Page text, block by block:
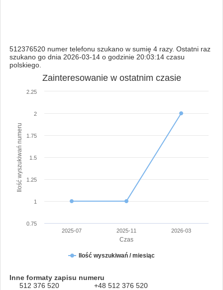
512376520 numer telefonu szukano w sumię 4 razy. Ostatni raz
szukano go dnia 2026-03-14 o godzinie 20:03:14 czasu
polskiego.
Czas
Ilość wyszukiwań numeru
Zainteresowanie w ostatnim czasie
Ilość wyszukiwań / miesiąc
2025-07 2025-11 2026-03
0.75
1
1.25
1.5
1.75
2
2.25
Inne formaty zapisu numeru
512 376 520
+48 512 376 520